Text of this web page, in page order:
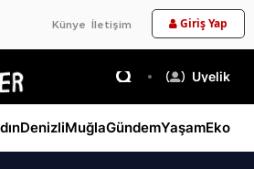
Künye İletişim Giriş Yap
Üyelik
DenizliMuğlaGündemYaşam